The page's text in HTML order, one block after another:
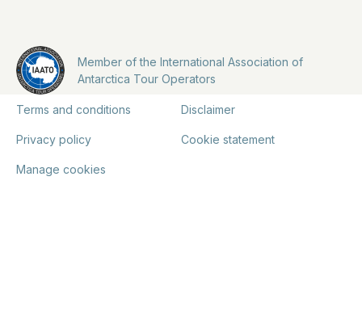
Member of the International Association of
Antarctica Tour Operators
Terms and conditions Disclaimer
Privacy policy Cookie statement
Manage cookies